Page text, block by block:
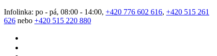
Infolinka: po - pá, 08:00 - 14:00, +420 776 602 616, +420 515 261
626 nebo +420 515 220 880